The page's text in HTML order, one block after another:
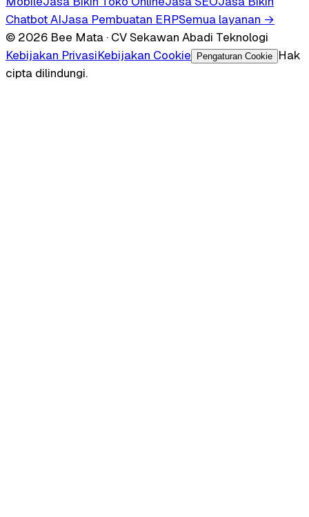
Chatbot AIJasa Pembuatan ERPSemua layanan →
© 2026 Bee Mata · CV Sekawan Abadi Teknologi
Kebijakan PrivasiKebijakan Cookie Pengaturan Cookie
Hak
cipta dilindungi.